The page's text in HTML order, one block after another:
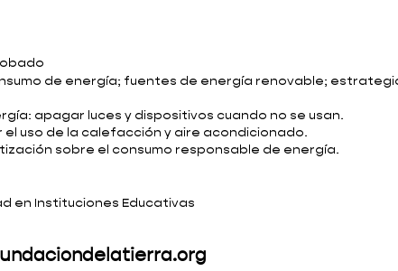
de energía; fuentes de energía renovable;
apagar luces y dispositivos cuando no se usan.
el uso de la calefacción y aire acondicionado.
sobre el consumo responsable de energía.
en Instituciones Educativas